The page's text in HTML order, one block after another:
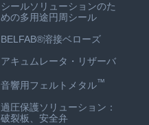
シールソリューションのた
めの多用途円周シール
BELFAB®溶接ベローズ
アキュムレータ・リザーバ
音響用フェルトメタル™
過圧保護ソリューション：
破裂板、安全弁